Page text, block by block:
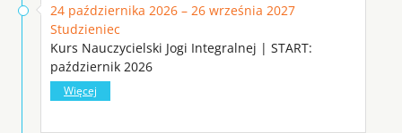
24 października 2026 – 26 września 2027
Studzieniec
Kurs Nauczycielski Jogi Integralnej | START:
październik 2026
Więcej